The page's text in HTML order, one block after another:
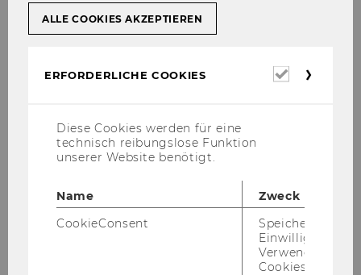
In­for­ma­ti­ve und span­nen­
de Ein­bli­cke in die Wirt­
bei dem man ex­trem viel
Er­fah­rung und Ein­drü­cke
man sonst kei­nen oder nur
Es ist eine gute Mög­lich­keit
um Ein­blick in die WU und
ALLE COOKIES AKZEPTIEREN
ERFORDERLICHE COOKIES
Diese Cookies werden für eine
technisch reibungslose Funktion
unserer Website benötigt.
Name
Zweck
CookieConsent
Speichert Ihre
Einwilligung zur
Verwendung von
Cookies.